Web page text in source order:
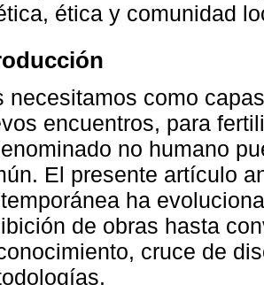
ética y comunidad
necesitamos como
encuentros, para
no humano
El presente artículo
ha
de obras hasta
cruce de